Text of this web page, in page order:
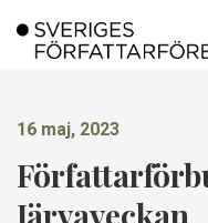
till
16 maj, 2023
Järvaveckan